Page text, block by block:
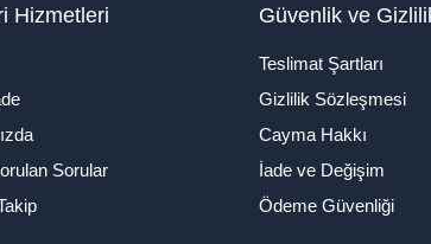
Hizmetleri
Sorular
Güvenlik ve
Teslimat Şartları
Gizlilik Sözleşmesi
Cayma Hakkı
İade ve Değişim
Ödeme Güvenliği